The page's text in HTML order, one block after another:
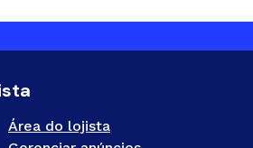
Área do lojista